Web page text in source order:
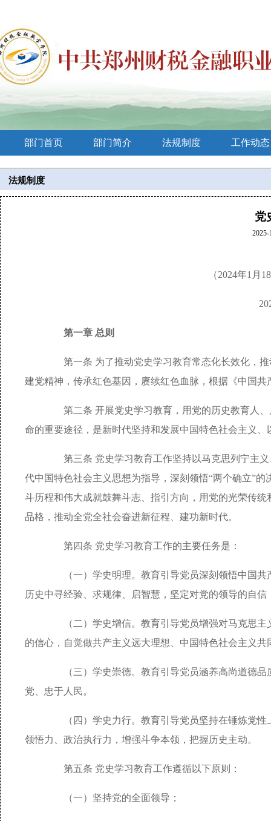
部门首页 部门简介 法规制度 工作动态
法规制度
党
2025-
（2024年1月
第一章 总则
第一条 为了推动党史学习教育常态化长效化，推
建党精神，传承红色基因，赓续红色血脉，根据《中国
第二条 开展党史学习教育，用党的历史教育人、
命的重要途径，是新时代坚持和发展中国特色社会主义
第三条 党史学习教育工作坚持以马克思列宁主义
代中国特色社会主义思想为指导，深刻领悟“两个确立”
斗历程和伟大成就鼓舞斗志、指引方向，用党的光荣传
品格，推动全党全社会奋进新征程、建功新时代。
第四条 党史学习教育工作的主要任务是：
（一）学史明理。教育引导党员深刻领悟中国共
历史中寻经验、求规律、启智慧，坚定对党的领导的自
（二）学史增信。教育引导党员增强对马克思主
的信心，自觉做共产主义远大理想、中国特色社会主义
（三）学史崇德。教育引导党员涵养高尚道德品
党、忠于人民。
（四）学史力行。教育引导党员坚持在锤炼党性
领悟力、政治执行力，增强斗争本领，把握历史主动。
第五条 党史学习教育工作遵循以下原则：
（一）坚持党的全面领导；